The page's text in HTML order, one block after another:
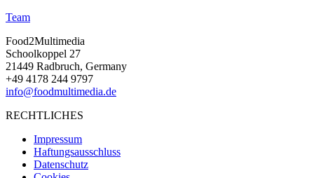
Team
Food2Multimedia
Schoolkoppel 27
21449 Radbruch, Germany
+49 4178 244 9797
info@foodmultimedia.de
RECHTLICHES
Impressum
Haftungsausschluss
Datenschutz